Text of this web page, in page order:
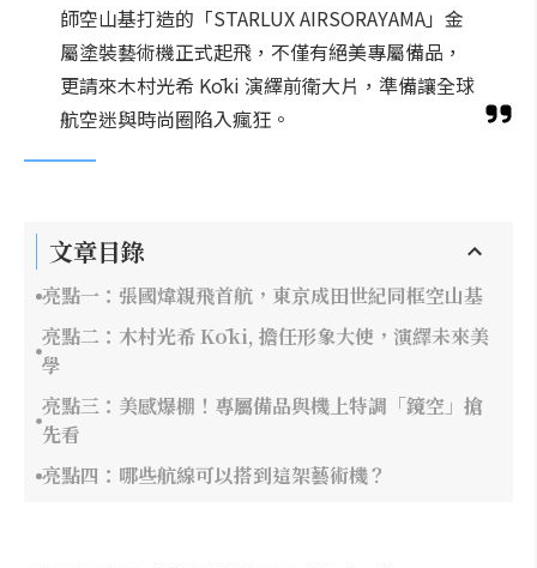
師空山基打造的「STARLUX AIRSORAYAMA」金
屬塗裝藝術機正式起飛，不僅有絕美專屬備品，
更請來木村光希 Kōki 演繹前衛大片，準備讓全球
航空迷與時尚圈陷入瘋狂。
文章目錄
亮點一：張國煒親飛首航，東京成田世紀同框空山基
亮點二：木村光希 Kōki, 擔任形象大使，演繹未來美
學
亮點三：美感爆棚！專屬備品與機上特調「鏡空」搶
先看
亮點四：哪些航線可以搭到這架藝術機？